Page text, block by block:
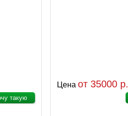
такую
Ценаот 35000 р.